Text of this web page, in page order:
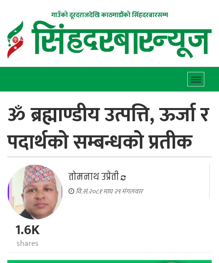
गाउँको दूरदराजदेखि काठमाडौंको सिंहदरबारसम्म
ॐ ब्रह्माण्डीय उत्पत्ति, ऊर्जा र
पदार्थको सम्बन्धको प्रतीक
तोमनाथ उप्रेती
वि.सं.२०८१ माघ २९ मंगलवार
1.6K
shares